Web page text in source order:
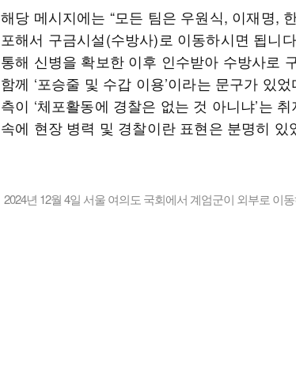
해당 메시지에는 “모든 팀은 우원식, 이재명,
포해서 구금시설(수방사)로 이동하시면 됩니
통해 신병을 확보한 이후 인수받아 수방사로
함께 ‘포승줄 및 수갑 이용’이라는 문구가 있
측이 ‘체포활동에 경찰은 없는 것 아니냐’는
속에 현장 병력 및 경찰이란 표현은 분명히 있
2024년 12월 4일 서울 여의도 국회에서 계엄군이 외부로 이